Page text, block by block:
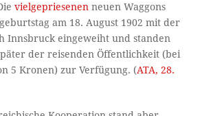
vielgepriesenenneuen Waggons
am 18. August 1902 mit der
Innsbruck eingeweiht und standen
der reisenden Öffentlichkeit (bei
5 Kronen) zur Verfügung. (ATA, 28.